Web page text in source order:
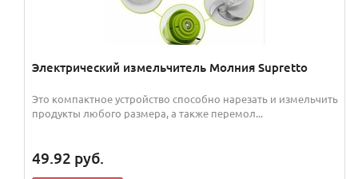
Электрический измельчитель Молния Supretto
Это компактное устройство способно нарезать и измельчить
продукты любого размера, а также перемол...
49.92 руб.